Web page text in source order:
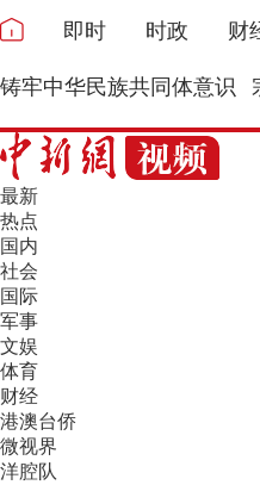
即时 时政 财
铸牢中华民族共同体意识
最新
热点
国内
社会
国际
军事
文娱
体育
财经
港澳台侨
微视界
洋腔队